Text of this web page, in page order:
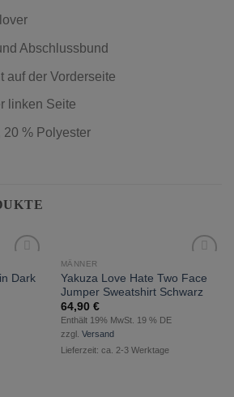
Abschlussbund
auf der Vorderseite
linken Seite
% Polyester
Dark
Wunschliste
hinzufügen
MÄNNER
Yakuza Love Hate Two Face
Jumper Sweatshirt Schwarz
64,90 €
Enthält 19% MwSt. 19 % DE
zzgl. Versand
Lieferzeit: ca. 2-3 Werktage